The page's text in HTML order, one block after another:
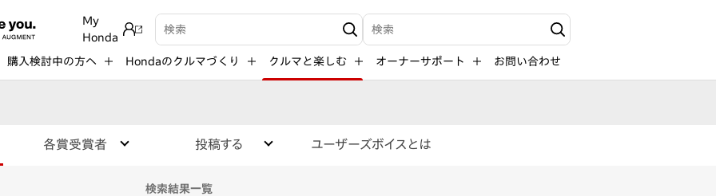
My
Honda
検索キーワード入力 検索キーワード入力
購入検討中の方へ Hondaのクルマづくり クルマと楽しむ オーナーサポート お問い合わせ
各賞受賞者 投稿する ユーザーズボイスとは
検索結果一覧